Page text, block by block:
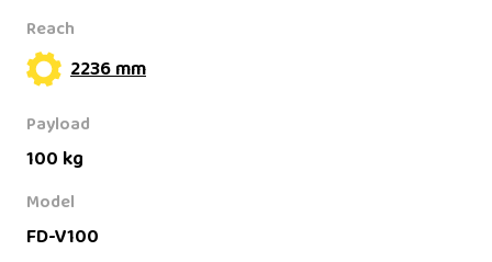
Reach
2236 mm
Payload
100 kg
Model
FD-V100